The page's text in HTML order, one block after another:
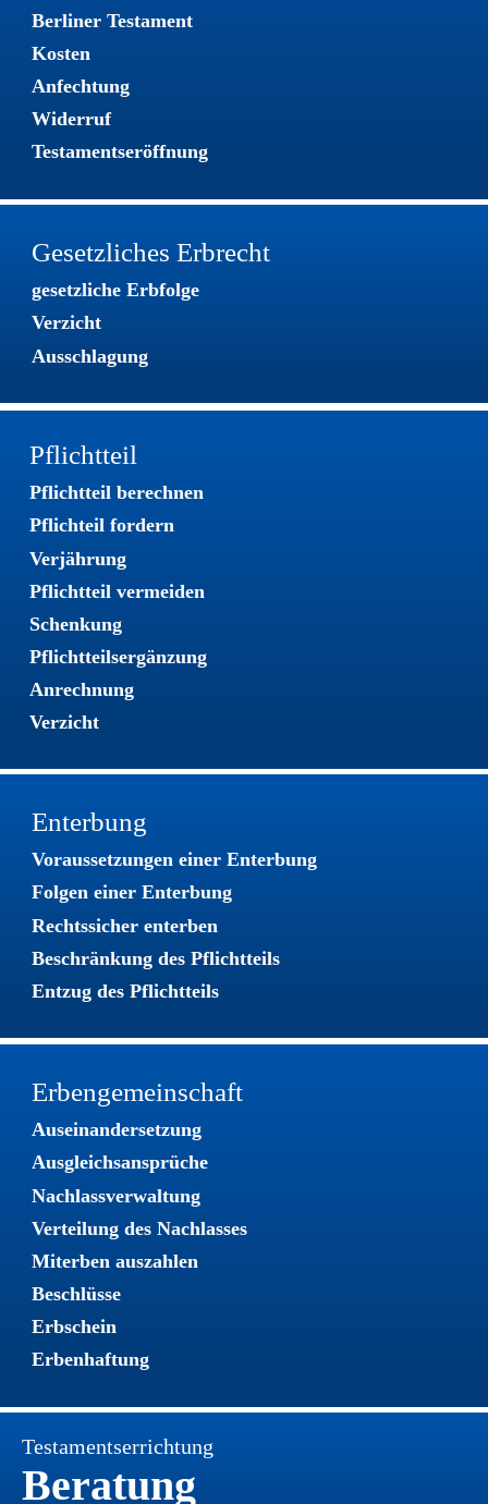
Testamentserrichtung
Beratung
Berliner Testament
Kosten
Anfechtung
Widerruf
Testamentseröffnung
Gesetzliches Erbrecht
gesetzliche Erbfolge
Verzicht
Ausschlagung
Enterbung
Voraussetzungen einer Enterbung
Folgen einer Enterbung
Rechtssicher enterben
Beschränkung des Pflichtteils
Entzug des Pflichtteils
Pflichtteil
Pflichtteil berechnen
Pflichteil fordern
Verjährung
Pflichtteil vermeiden
Schenkung
Pflichtteilsergänzung
Anrechnung
Verzicht
Erbengemeinschaft
Auseinandersetzung
Ausgleichsansprüche
Nachlassverwaltung
Verteilung des Nachlasses
Miterben auszahlen
Beschlüsse
Erbschein
Erbenhaftung